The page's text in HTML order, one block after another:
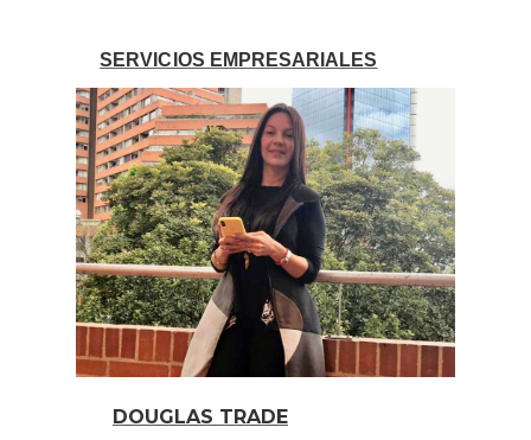
SERVICIOS EMPRESARIALES
DOUGLAS TRADE